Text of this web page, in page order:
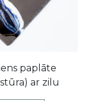
paplāte
ar zilu